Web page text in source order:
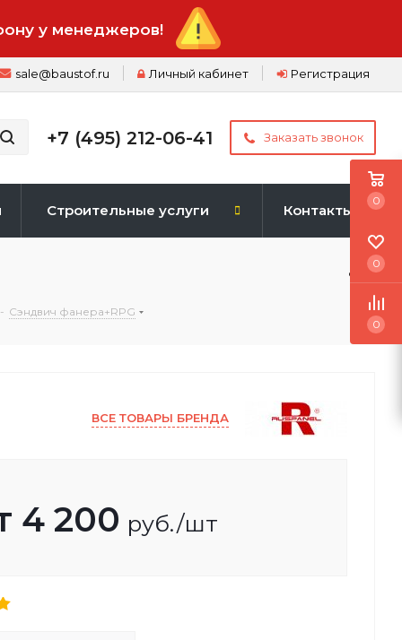
у менеджеров!
Регистрация
Личный кабинет
sale@baustof.ru
+7 (495) 212-06-41 Заказать звонок
Строительные услуги Контакты
- Сэндвич фанера+RPG
ВСЕ ТОВАРЫ БРЕНДА
4 200 руб./шт
0
0
0